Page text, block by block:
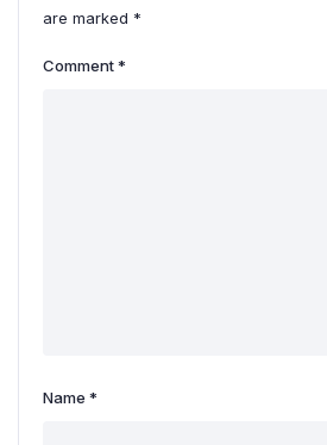
are marked *
Comment*
Name *